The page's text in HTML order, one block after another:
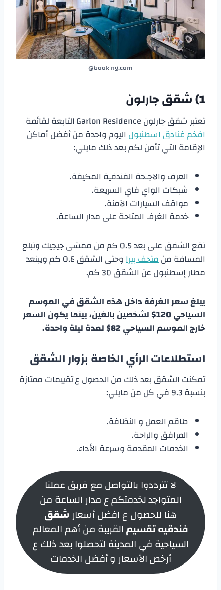
booking.com@
1) شقق جارلون
تعتبر شقق جارلون Garlon Residence التابعة لقائمة
افخم فنادق اسطنبول اليوم واحدة من أفضل أماكن
الإقامة التي تأمن لكم بعد ذلك مايلي:
الغرف والاجنحة الفندقية المكيفة.
شبكات الواي فاي السريعة.
مواقف السيارات الآمنة.
خدمة الغرف المتاحة على مدار الساعة.
تقع الشقق على بعد 0.5 كم من ممشى جيجيك وتبلغ
المسافة منمتحف بيرا
وحتى الشقق 0.8 كم ويبتعد
مطار إسطنبول عن الشقق 30 كم.
يبلغ سعر الغرفة داخل هذه الشقق في الموسم
السياحي 120$ لشخصين بالغين، بينما يكون السعر
خارج الموسم السياحي 82$ لمدة ليلة واحدة.
استطلاعات الرأي الخاصة بزوار الشقق
تمكنت الشقق بعد ذلك من الحصول ع تقييمات ممتازة
بنسبة 9.3 في كل من مايلي:
طاقم العمل و النظافة.
المرافق والراحة.
الخدمات المقدمة وسرعة الأداء.
لا تترددوا بالتواصل مع فريق عملنا
المتواجد لخدمتكم ع مدار الساعة من
هنا للحصول ع افضل أسعارشقق
فندقيه تقسيمالقريبة من أهم المعالم
السياحية في المدينة لتحصلوا بعد ذلك ع
أرخص الأسعار و أفضل الخدمات